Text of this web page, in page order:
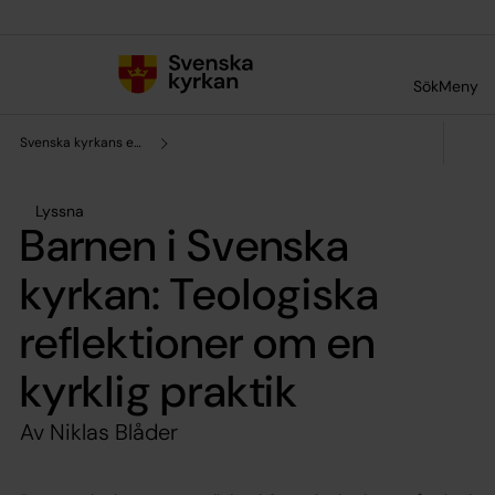
SökMeny
Svenska kyrkans enhet för forskning och analys
Lyssna
Barnen i Svenska
kyrkan: Teologiska
reflektioner om en
kyrklig praktik
Av Niklas Blåder